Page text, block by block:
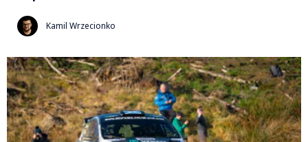
Kamil Wrzecionko